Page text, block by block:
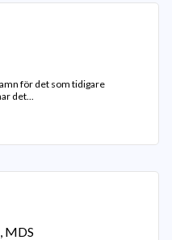
för det som tidigare
det...
MDS